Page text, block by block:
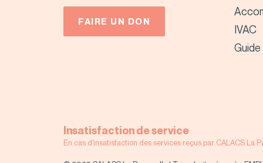
FAIRE UN DON
IVAC
Guide
Insatisfaction de service
En cas d’insatisfaction des services reçus par CALACS